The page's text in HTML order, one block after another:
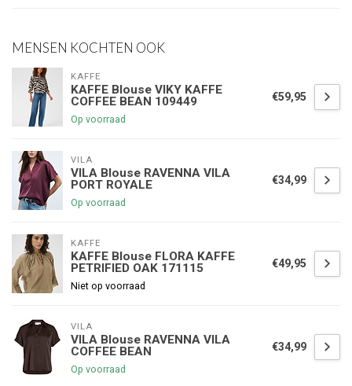
MENSEN KOCHTEN OOK
KAFFE
KAFFE Blouse VIKY KAFFE
COFFEE BEAN 109449
Op voorraad
€59,95
VILA
VILA Blouse RAVENNA VILA
PORT ROYALE
Op voorraad
€34,99
KAFFE
KAFFE Blouse FLORA KAFFE
PETRIFIED OAK 171115
Niet op voorraad
€49,95
VILA
VILA Blouse RAVENNA VILA
COFFEE BEAN
Op voorraad
€34,99